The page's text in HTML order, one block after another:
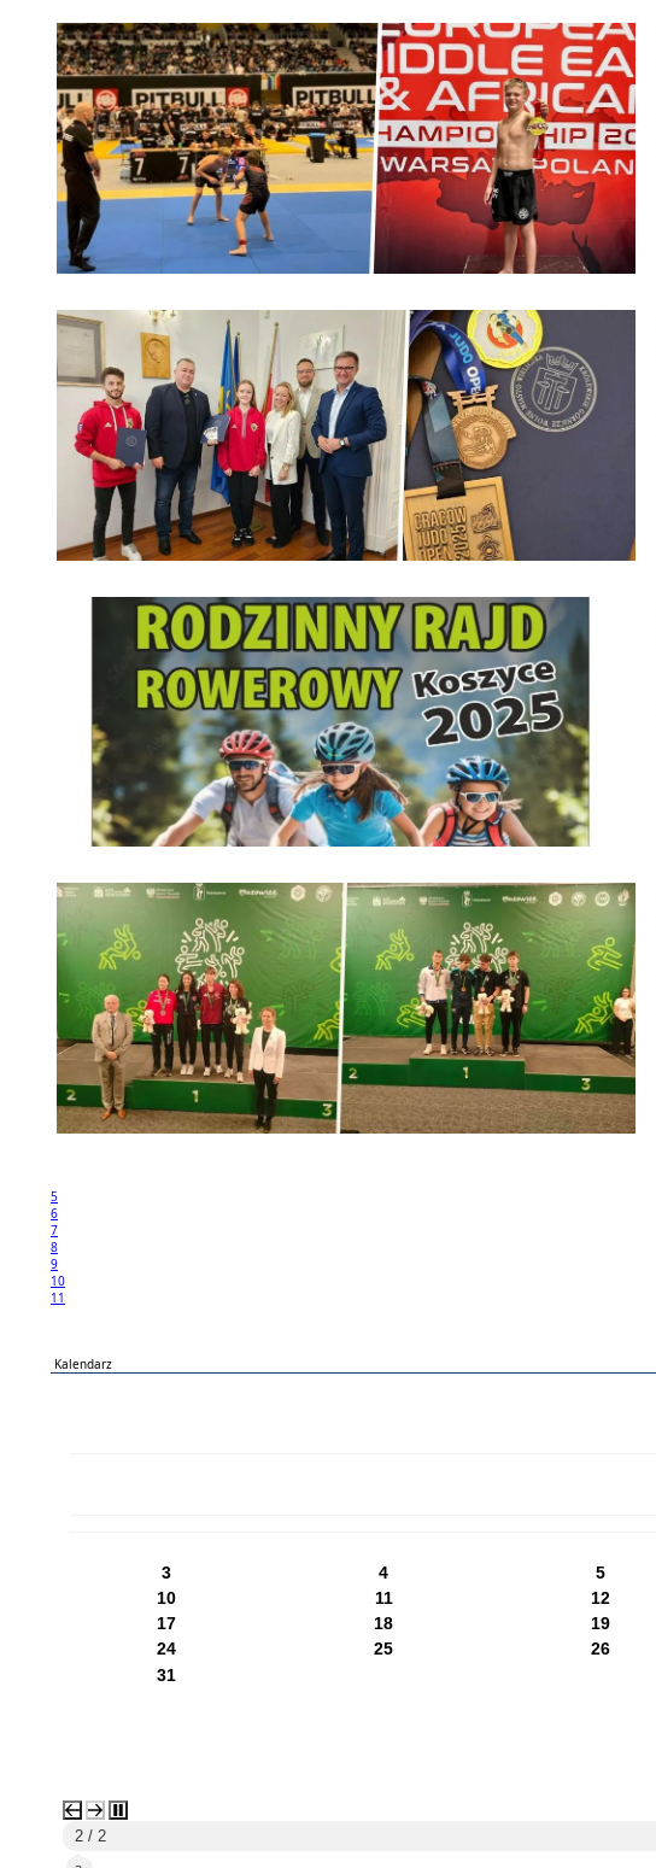
5
6
7
8
9
10
11
Kalendarz
3
4 5
10
11 12
17
18 19
24
25 26
31
2 / 2